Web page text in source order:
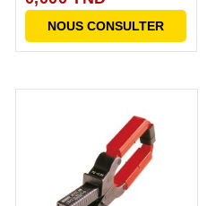
TERRE...
NOUS CONSULTER